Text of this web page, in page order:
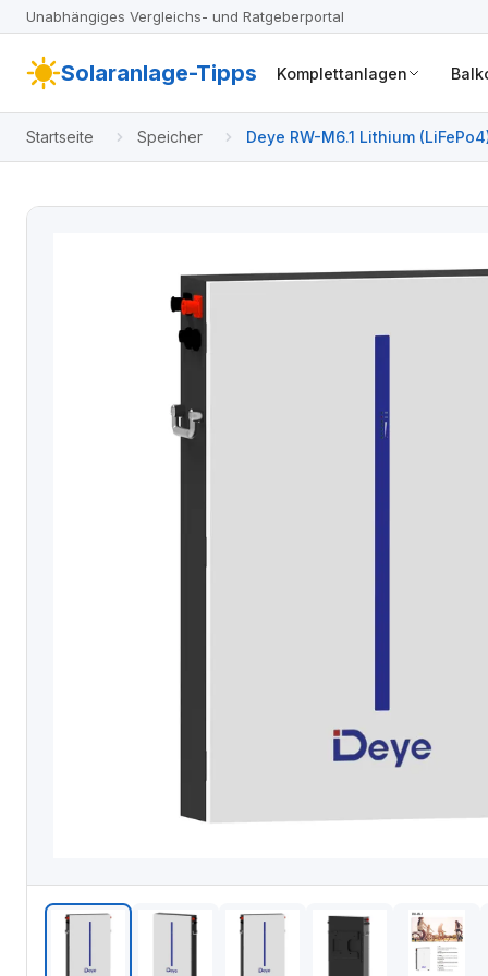
Unabhängiges Vergleichs- und Ratgeberportal
Solaranlage-Tipps Komplettanlagen
Startseite Speicher Deye RW-M6.1 Lithium